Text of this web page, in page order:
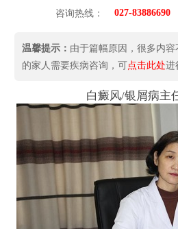
咨询热线： 027-83886690
温馨提示： 由于篇幅原因，很多内
的家人需要疾病咨询，可点击此处进
白癜风/银屑病主